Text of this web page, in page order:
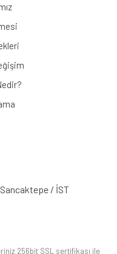
/ İST
256bit SSL sertifikası ile